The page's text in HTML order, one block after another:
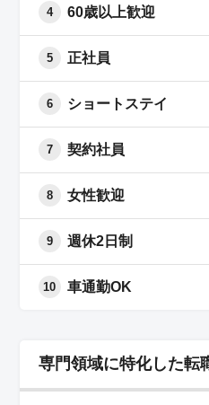
4 60歳以上歓迎
5 正社員
6 ショートステイ
7 契約社員
8 女性歓迎
9 週休2日制
10 車通勤OK
専門領域に特化した転